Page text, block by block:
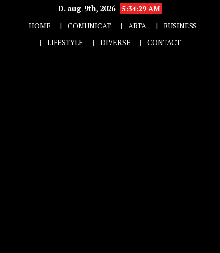
D. aug. 9th, 2026
5:34:30 AM
HOME
COMUNICAT ARTA
BUSINESS
LIFESTYLE
DIVERSE CONTACT